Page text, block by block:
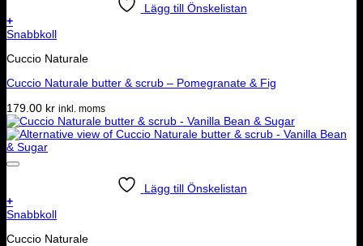
Lägg till Önskelistan
+
Snabbkoll
Cuccio Naturale
Cuccio Naturale butter & scrub – Pomegranate & Fig
179.00 kr inkl. moms
Lägg till Önskelistan
+
Snabbkoll
Cuccio Naturale